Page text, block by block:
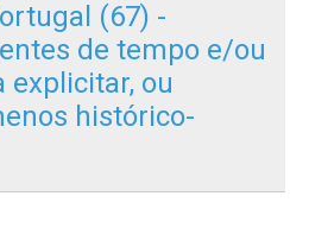
(67) -
de tempo e/ou
explicitar, ou
histórico-